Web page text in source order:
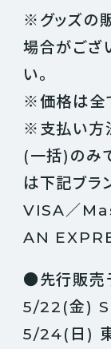
※グッズの
場合がござ
い。
※価格は全
※支払い方
(一括)のみ
は下記ブラ
VISA／
AN
●先行販売
5/22(金)
5/24(日)